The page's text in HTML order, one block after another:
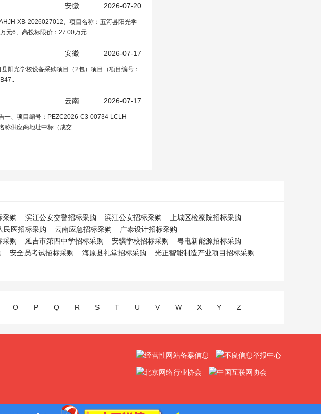
安徽 2026-07-20
XB-2026027012、项目名称：五河县阳光学
元6、高投标限价：27.00万元..
安徽 2026-07-17
阳光学校设备采购项目（2包）项目（项目编号：
云南 2026-07-17
一、项目编号：PEZC2026-C3-00734-LCLH-
称供应商地址中标（成交..
采购 滨江公安交警招标采购 滨江公安招标采购
上城区检察院招标采购
民医招标采购 云南应急招标采购
广泰设计招标采购
采购 延吉市第四中学招标采购 安骥学校招标采购
粤电新能源招标采购
安全员考试招标采购 海原县礼堂招标采购
光正智能制造产业项目招标采购
O P Q R S T U V W X Y Z
技有限公司